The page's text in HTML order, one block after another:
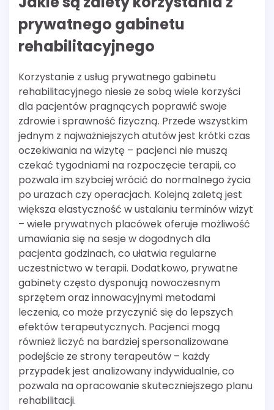
prywatnego gabinetu
rehabilitacyjnego
Korzystanie z usług prywatnego gabinetu
rehabilitacyjnego niesie ze sobą wiele korzyści
dla pacjentów pragnących poprawić swoje
zdrowie i sprawność fizyczną. Przede wszystkim
jednym z najważniejszych atutów jest krótki czas
oczekiwania na wizytę – pacjenci nie muszą
czekać tygodniami na rozpoczęcie terapii, co
pozwala im szybciej wrócić do normalnego życia
po urazach czy operacjach. Kolejną zaletą jest
większa elastyczność w ustalaniu terminów wizyt
– wiele prywatnych placówek oferuje możliwość
umawiania się na sesje w dogodnych dla
pacjenta godzinach, co ułatwia regularne
uczestnictwo w terapii. Dodatkowo, prywatne
gabinety często dysponują nowoczesnym
sprzętem oraz innowacyjnymi metodami
leczenia, co może przyczynić się do lepszych
efektów terapeutycznych. Pacjenci mogą
również liczyć na bardziej spersonalizowane
podejście ze strony terapeutów – każdy
przypadek jest analizowany indywidualnie, co
pozwala na opracowanie skuteczniejszego planu
rehabilitacji.